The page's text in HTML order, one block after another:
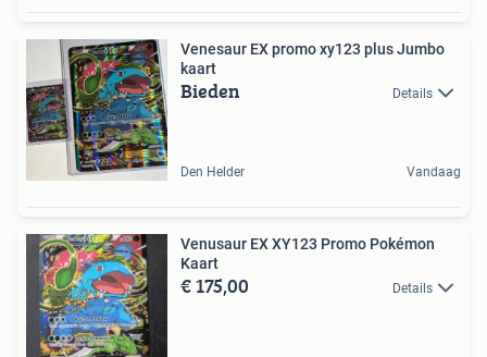
Venesaur EX promo xy123 plus Jumbo
kaart
Bieden Details
Den Helder Vandaag
Venusaur EX XY123 Promo Pokémon
Kaart
€ 175,00 Details